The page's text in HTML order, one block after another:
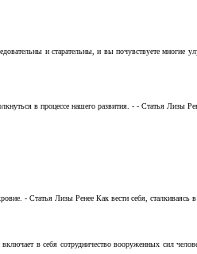
и старательны, и вы почувствуете многие
в процессе нашего развития. - - Статья Лизы
- Статья Лизы Ренее Как вести себя, сталкиваясь в
в себя сотрудничество вооруженных сил